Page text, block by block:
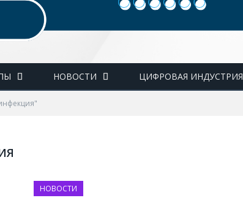
НОВОСТИ ЦИФРОВАЯ ИНДУСТРИЯ
НОВОСТИ